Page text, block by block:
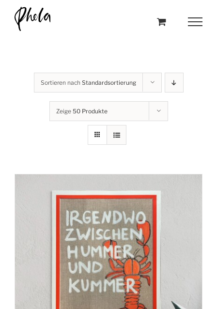
content
Sortieren nach Standardsortierung
Zeige 50 Produkte